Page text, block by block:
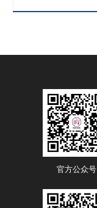
官方公众号